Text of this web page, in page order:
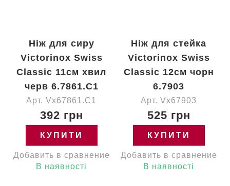
Ніж для сиру
Victorinox Swiss
Classic 11см хвил
черв 6.7861.C1
Арт. Vx67861.C1
392 грн
КУПИТИ
Добавить в сравнение
В наявності
Ніж для стейка
Victorinox Swiss
Classic 12см чорн
6.7903
Арт. Vx67903
525 грн
КУПИТИ
Добавить в сравнение
В наявності